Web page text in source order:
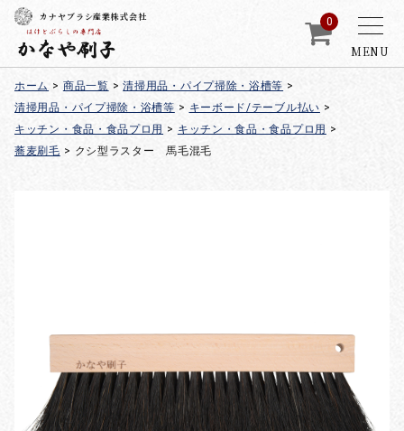
MENU
カナヤブラシ産業株式会社 0
ホーム > 商品一覧 > 清掃用品・パイプ掃除・浴槽等 >
清掃用品・パイプ掃除・浴槽等 > キーボード/テーブル払い >
キッチン・食品・食品プロ用 > キッチン・食品・食品プロ用 >
蕎麦刷毛 > クシ型ラスター 馬毛混毛